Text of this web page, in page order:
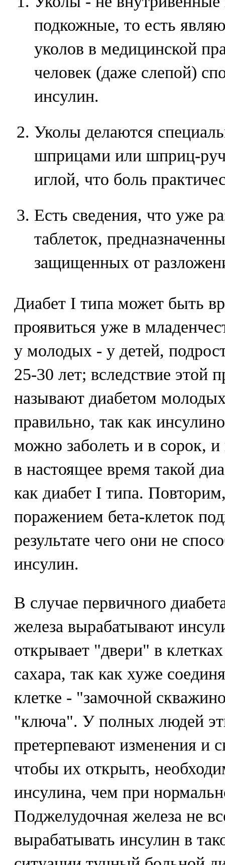
подкожные, то есть
уколов в медицинской
человек (даже слепой)
инсулин.
Уколы делаются
шприцами или шприц-
иглой, что боль
Есть сведения, что уже
таблеток,
защищенных от
Диабет I типа может быть
проявиться уже в
у молодых - у детей,
25-30 лет; вследствие этой
называют диабетом
правильно, так как
можно заболеть и в сорок, и
в настоящее время такой
как диабет I типа.
поражением бета-клеток
результате чего они не
инсулин.
В случае первичного
железа вырабатывают
открывает "двери" в
сахара, так как хуже
клетке - "замочной
"ключа". У полных людей
претерпевают изменения и
чтобы их открыть,
инсулина, чем при
Поджелудочная железа не
вырабатывать инсулин в